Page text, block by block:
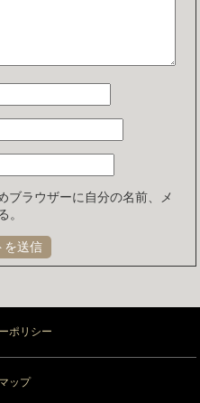
ブラウザーに自分の名前、メ
。
ポリシー
ップ